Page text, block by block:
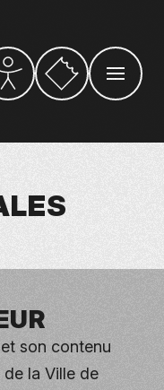
Vers la billetterie
OUVRIR
son contenu
la Ville de